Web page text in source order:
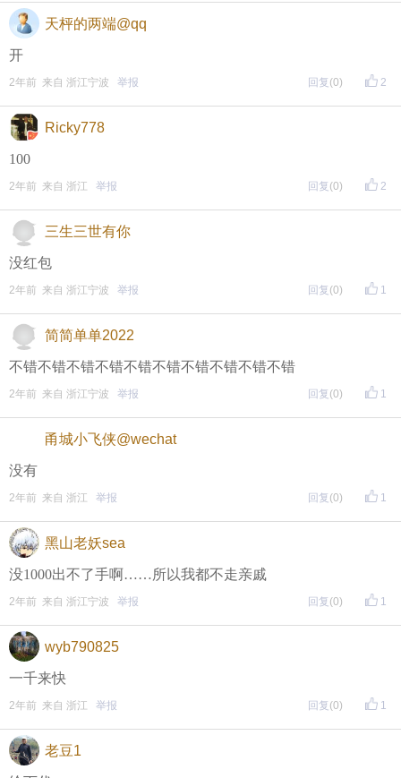
天枰的两端@qq
开
2
2年前 来自 浙江宁波 举报 回复 (0)
Ricky778
100
2
2年前 来自 浙江 举报 回复 (0)
三生三世有你
没红包
1
2年前 来自 浙江宁波 举报 回复 (0)
简简单单2022
不错不错不错不错不错不错不错不错不错不错
1
2年前 来自 浙江宁波 举报 回复 (0)
甬城小飞侠@wechat
没有
1
2年前 来自 浙江 举报 回复 (0)
黑山老妖sea
没1000出不了手啊……所以我都不走亲戚
1
2年前 来自 浙江宁波 举报 回复 (0)
wyb790825
一千来快
1
2年前 来自 浙江 举报 回复 (0)
老豆1